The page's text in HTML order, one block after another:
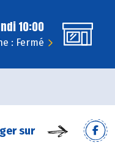
10:00
: Fermé
sur